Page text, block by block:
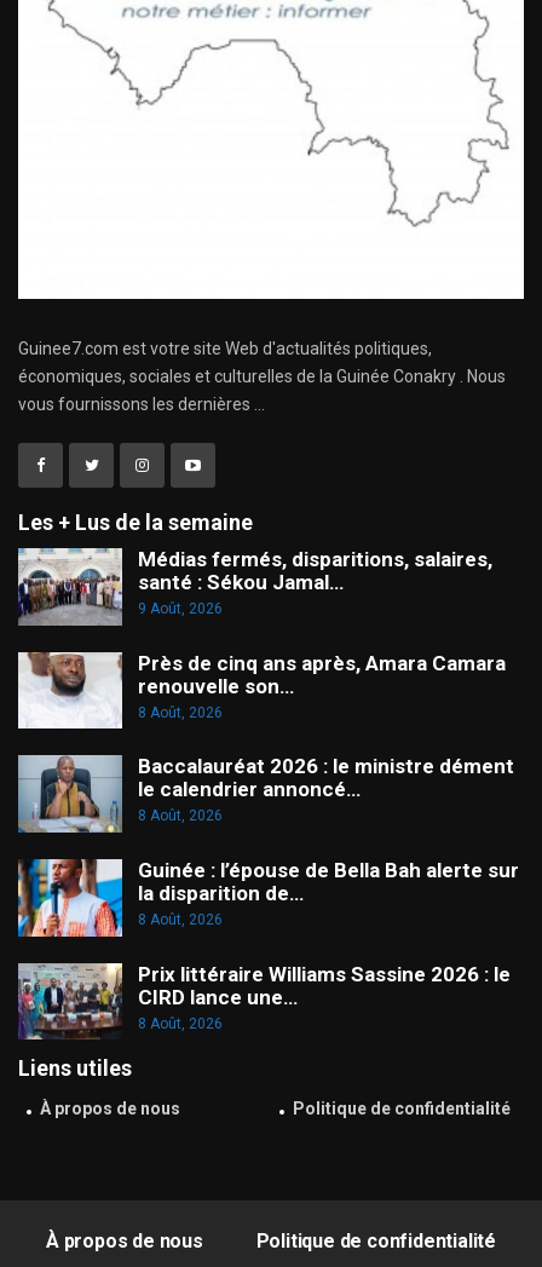
Guinee7.com est votre site Web d'actualités politiques,
économiques, sociales et culturelles de la Guinée Conakry . Nous
vous fournissons les dernières ...
Les + Lus de la semaine
Médias fermés, disparitions, salaires,
santé : Sékou Jamal…
9 Août, 2026
Près de cinq ans après, Amara Camara
renouvelle son…
8 Août, 2026
Baccalauréat 2026 : le ministre dément
le calendrier annoncé…
8 Août, 2026
Guinée : l’épouse de Bella Bah alerte sur
la disparition de…
8 Août, 2026
Prix littéraire Williams Sassine 2026 : le
CIRD lance une…
8 Août, 2026
Liens utiles
À propos de nous Politique de confidentialité
À propos de nous Politique de confidentialité